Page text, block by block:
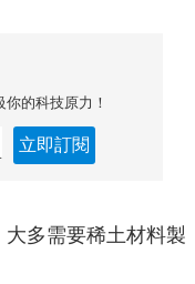
的科技原力！
立即訂閱
多需要稀土材料製